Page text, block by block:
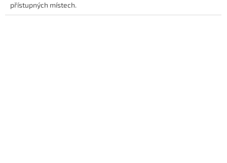
přístupných místech.